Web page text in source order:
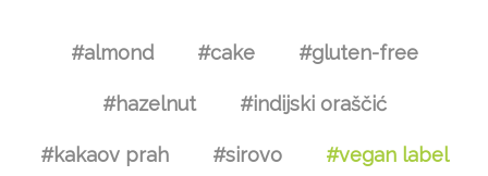
#almond #cake #gluten-free
#hazelnut #indijski oraščić
#kakaov prah #sirovo #vegan label